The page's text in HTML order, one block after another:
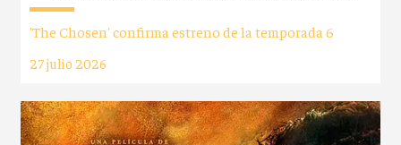
'The Chosen' confirma estreno de la temporada 6
27 julio 2026